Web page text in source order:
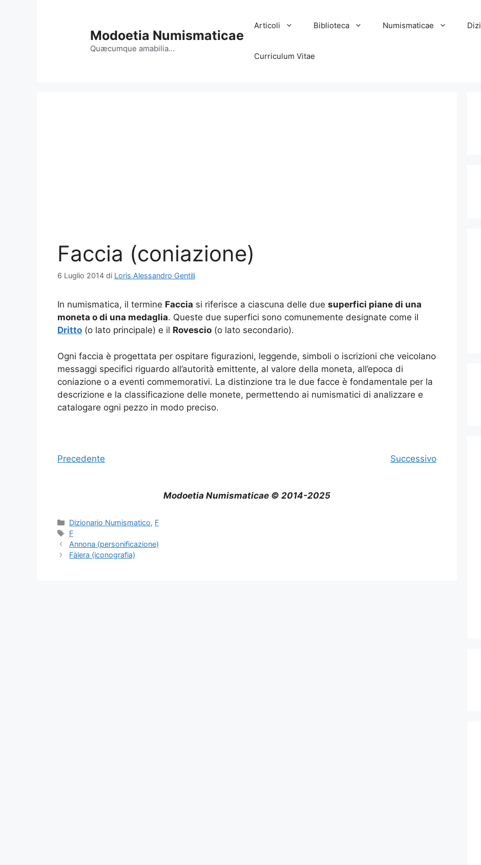
Modoetia Numismaticae
Quæcumque amabilia…
Articoli Biblioteca Numismaticae
Curriculum Vitae
Faccia (coniazione)
6 Luglio 2014 di Loris Alessandro Gentili
In numismatica, il termine Faccia si riferisce a ciascuna delle due superfici piane di una
moneta o di una medaglia. Queste due superfici sono comunemente designate come il
Dritto (o lato principale) e il Rovescio (o lato secondario).
Ogni faccia è progettata per ospitare figurazioni, leggende, simboli o iscrizioni che veicolano
messaggi specifici riguardo all’autorità emittente, al valore della moneta, all’epoca di
coniazione o a eventi commemorativi. La distinzione tra le due facce è fondamentale per la
descrizione e la classificazione delle monete, permettendo ai numismatici di analizzare e
catalogare ogni pezzo in modo preciso.
Precedente Successivo
Modoetia Numismaticae © 2014-2025
Categorie
Dizionario Numismatico, F
Tag
F
Annona (personificazione)
Fàlera (iconografia)